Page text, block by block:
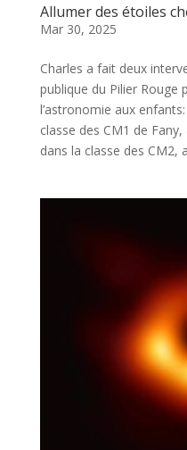
Allumer des étoiles
Mar 30, 2025
Charles a fait deux
publique du Pilier Rouge
l’astronomie aux
classe des CM1 de
dans la classe des CM2,